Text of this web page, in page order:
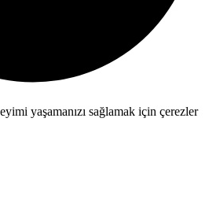
yaşamanızı sağlamak için çerezler